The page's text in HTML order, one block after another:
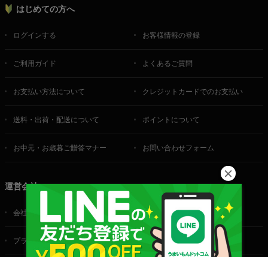
はじめての方へ
ログインする お客様情報の登録
ご利用ガイド よくあるご質問
お支払い方法について クレジットカードでのお支払い
送料・出荷・配送について ポイントについて
お中元・お歳暮ご贈答マナー お問い合わせフォーム
運営会社
会社概要 ご利用規約
プライバシーポリシー 特定商取引法に基づく表記